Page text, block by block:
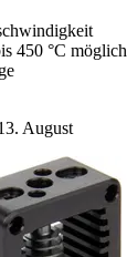
450 °C möglich
August